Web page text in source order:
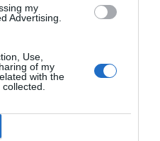
my
Advertising.
Use,
of my
with the